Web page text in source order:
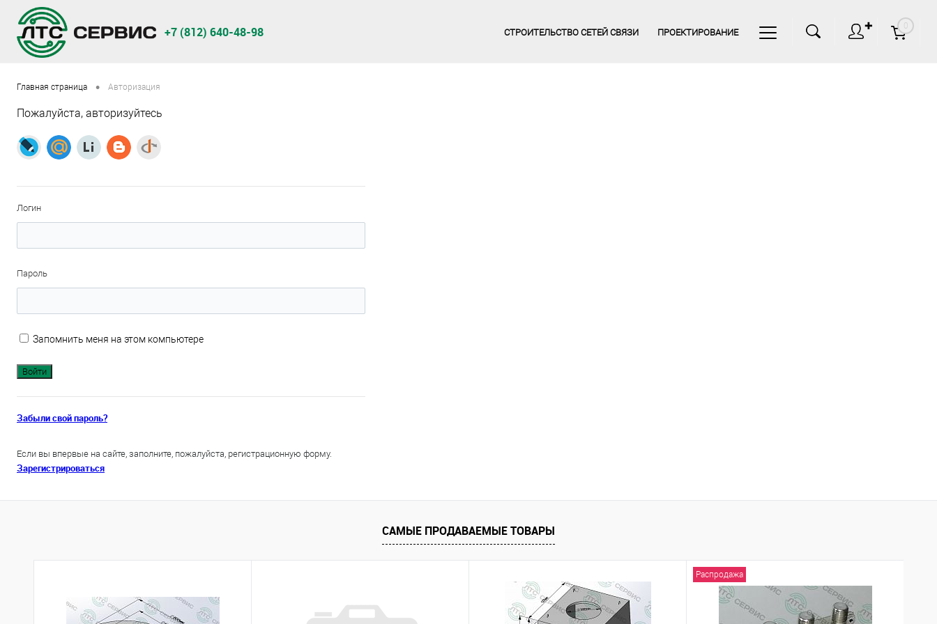
+7 (812) 640-48-98 СТРОИТЕЛЬСТВО СЕТЕЙ СВЯЗИ ПРОЕКТИРОВАНИЕ
✚ 0
Главная страница • Авторизация
Пожалуйста, авторизуйтесь
Логин
Пароль
Запомнить меня на этом компьютере
Забыли свой пароль?
Если вы впервые на сайте, заполните, пожалуйста, регистрационную форму.
Зарегистрироваться
САМЫЕ ПРОДАВАЕМЫЕ ТОВАРЫ
Распродажа